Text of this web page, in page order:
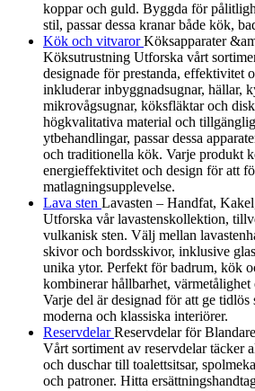
koppar och guld. Byggda för
stil, passar dessa kranar både kök,
Kök och vitvarorKöksapparater
Köksutrustning Utforska vårt
designade för prestanda, effektivitet
inkluderar inbyggnadsugnar, hällar,
mikrovågsugnar, köksfläktar och
högkvalitativa material och
ytbehandlingar, passar dessa
och traditionella kök. Varje produkt
energieffektivitet och design för att
matlagningsupplevelse.
Lava sten Lavasten – Handfat,
Utforska vår lavastenskollektion,
vulkanisk sten. Välj mellan
skivor och bordsskivor, inklusive
unika ytor. Perfekt för badrum, kök
kombinerar hållbarhet,
Varje del är designad för att ge
moderna och klassiska interiörer.
ReservdelarReservdelar för
Vårt sortiment av reservdelar täcker
och duschar till toalettsitsar,
och patroner. Hitta